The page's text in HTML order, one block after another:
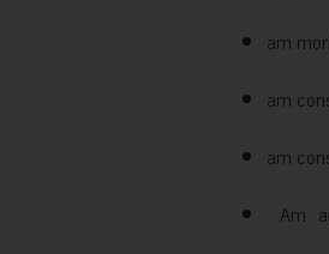
am
am
am
Am